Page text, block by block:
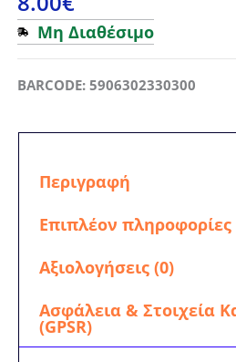
Μη Διαθέσιμο
BARCODE: 5906302330300
Περιγραφή
Επιπλέον πληροφορίες
Αξιολογήσεις (0)
Ασφάλεια & Στοιχεία
(GPSR)